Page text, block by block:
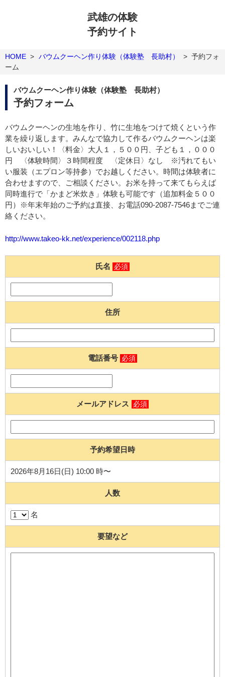
武雄の体験
予約サイト
HOME > バウムクーヘン作り体験（体験塾 長助村） > 予約フォ
ーム
バウムクーヘン作り体験（体験塾 長助村）
予約フォーム
バウムクーヘンの生地を作り、竹に生地をつけて焼くという作
業を繰り返します。みんなで協力して作るバウムクーヘンは楽
しいおいしい！〈料金〉大人１，５００円、子ども１，０００
円 〈体験時間〉３時間程度 〈定休日〉なし ※汚れてもい
い服装（エプロン等持参）でお越しください。時間は体験者に
合わせますので、ご相談ください。お米を持って来てもらえば
同時進行で「かまど米炊き」体験も可能です（追加料金５００
円）※年末年始のご予約は直接、お電話090-2087-7546までご連
絡ください。
http://www.takeo-kk.net/experience/002118.php
氏名 必須
住所
電話番号 必須
メールアドレス 必須
予約希望日時
2026年8月16日(日) 10:00 時〜
人数
名
要望など